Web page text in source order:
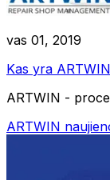
vas 01, 2019
Kas yra
ARTWIN -
ARTWIN